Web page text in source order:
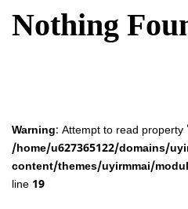
Nothing
Warning: Attempt to read property
/home/u627365122/domains/
content/themes/uyirmmai/
line 19